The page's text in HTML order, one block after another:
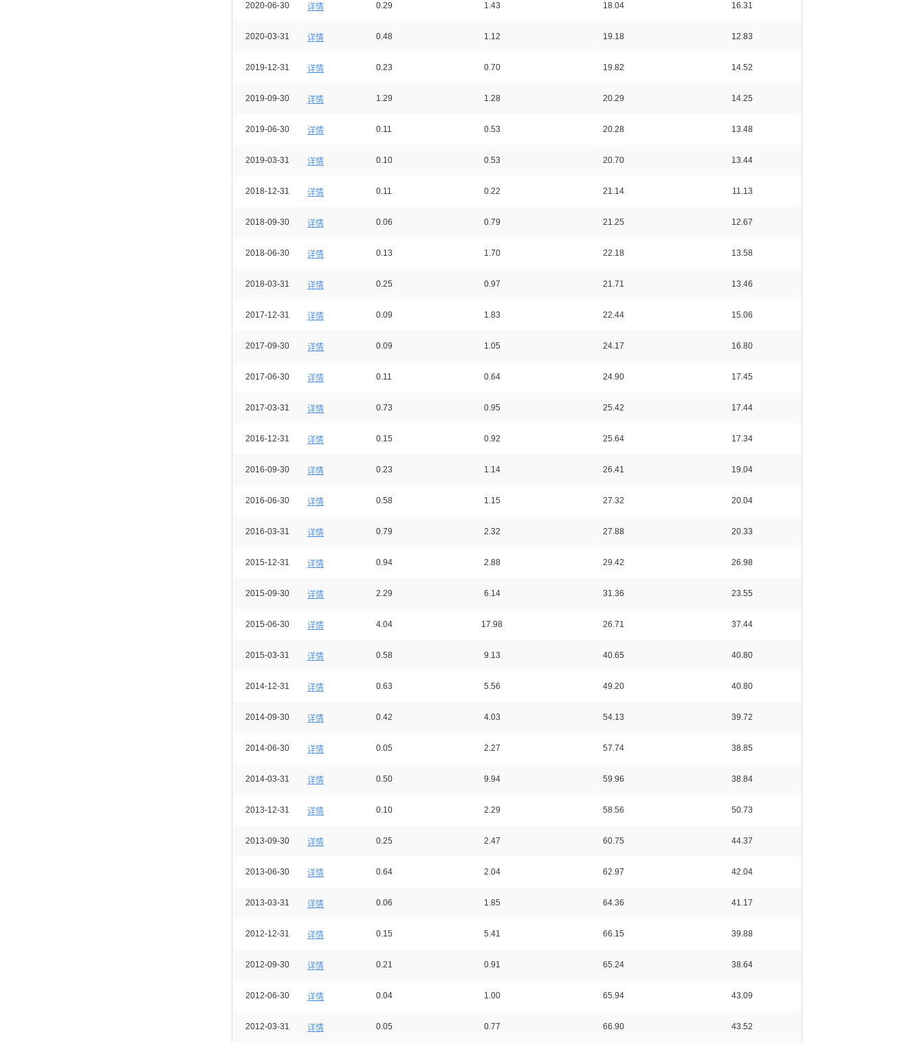
2020-06-30 详情 0.29 1.43 18.04 16.31
2020-03-31 详情 0.48 1.12 19.18 12.83
2019-12-31 详情 0.23 0.70 19.82 14.52
2019-09-30 详情 1.29 1.28 20.29 14.25
2019-06-30 详情 0.11 0.53 20.28 13.48
2019-03-31 详情 0.10 0.53 20.70 13.44
2018-12-31 详情 0.11 0.22 21.14 11.13
2018-09-30 详情 0.06 0.79 21.25 12.67
2018-06-30 详情 0.13 1.70 22.18 13.58
2018-03-31 详情 0.25 0.97 21.71 13.46
2017-12-31 详情 0.09 1.83 22.44 15.06
2017-09-30 详情 0.09 1.05 24.17 16.80
2017-06-30 详情 0.11 0.64 24.90 17.45
2017-03-31 详情 0.73 0.95 25.42 17.44
2016-12-31 详情 0.15 0.92 25.64 17.34
2016-09-30 详情 0.23 1.14 26.41 19.04
2016-06-30 详情 0.58 1.15 27.32 20.04
2016-03-31 详情 0.79 2.32 27.88 20.33
2015-12-31 详情 0.94 2.88 29.42 26.98
2015-09-30 详情 2.29 6.14 31.36 23.55
2015-06-30 详情 4.04 17.98 26.71 37.44
2015-03-31 详情 0.58 9.13 40.65 40.80
2014-12-31 详情 0.63 5.56 49.20 40.80
2014-09-30 详情 0.42 4.03 54.13 39.72
2014-06-30 详情 0.05 2.27 57.74 38.85
2014-03-31 详情 0.50 9.94 59.96 38.84
2013-12-31 详情 0.10 2.29 58.56 50.73
2013-09-30 详情 0.25 2.47 60.75 44.37
2013-06-30 详情 0.64 2.04 62.97 42.04
2013-03-31 详情 0.06 1.85 64.36 41.17
2012-12-31 详情 0.15 5.41 66.15 39.88
2012-09-30 详情 0.21 0.91 65.24 38.64
2012-06-30 详情 0.04 1.00 65.94 43.09
2012-03-31 详情 0.05 0.77 66.90 43.52